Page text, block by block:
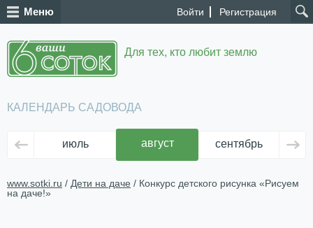
Войти Регистрация
Меню
Для тех, кто любит землю
КАЛЕНДАРЬ САДОВОДА
июль август сентябрь
www.sotki.ru / Дети на даче / Конкурс детского рисунка «Рисуем
на даче!»